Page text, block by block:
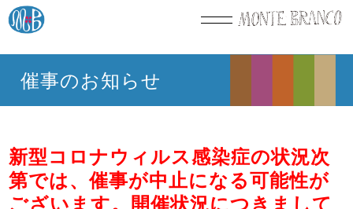
催事のお知らせ
新型コロナウィルス感染症の状況次
第では、催事が中止になる可能性が
ございます。開催状況につきまして